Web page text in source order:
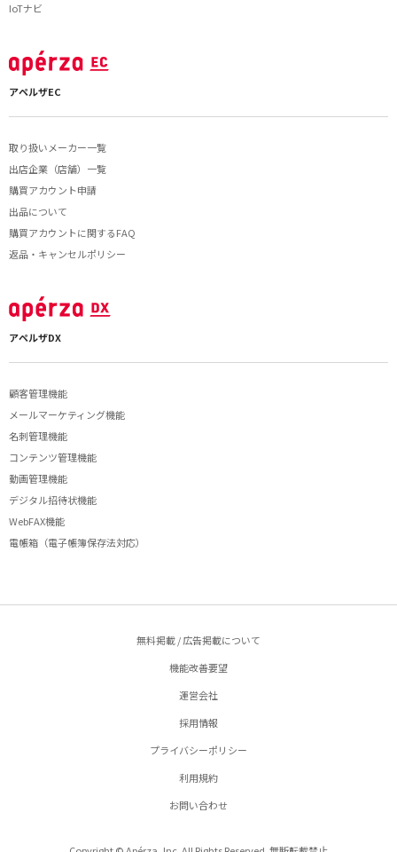
IoTナビ
アペルザEC
取り扱いメーカー一覧
出店企業（店舗）一覧
購買アカウント申請
出品について
購買アカウントに関するFAQ
返品・キャンセルポリシー
アペルザDX
顧客管理機能
メールマーケティング機能
名刺管理機能
コンテンツ管理機能
動画管理機能
デジタル招待状機能
WebFAX機能
電帳箱（電子帳簿保存法対応）
無料掲載 / 広告掲載について
機能改善要望
運営会社
採用情報
プライバシーポリシー
利用規約
お問い合わせ